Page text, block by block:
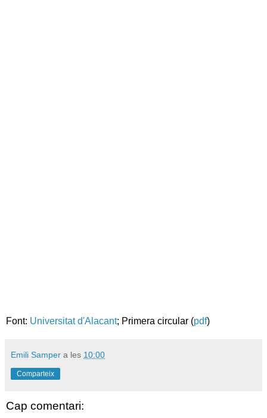
Font: Universitat d'Alacant; Primera circular (pdf)
Emili Samper a les 10:00
Comparteix
Cap comentari: